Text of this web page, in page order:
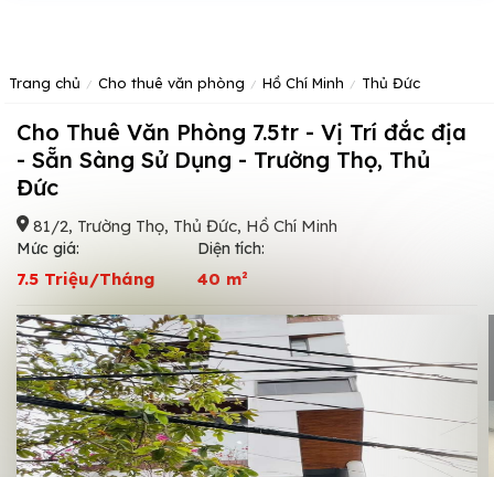
Trang chủ Cho thuê văn phòng Hồ Chí Minh Thủ Đức
Cho Thuê Văn Phòng 7.5tr - Vị Trí đắc địa
- Sẵn Sàng Sử Dụng - Trường Thọ, Thủ
Đức
81/2, Trường Thọ, Thủ Đức, Hồ Chí Minh
Mức giá:
7.5 Triệu/Tháng
Diện tích:
40 m²